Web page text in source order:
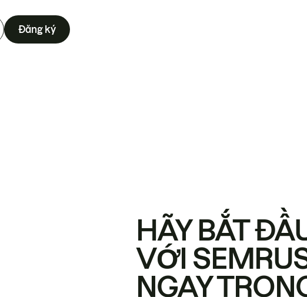
Đăng ký
HÃY BẮT
VỚI
NGAY